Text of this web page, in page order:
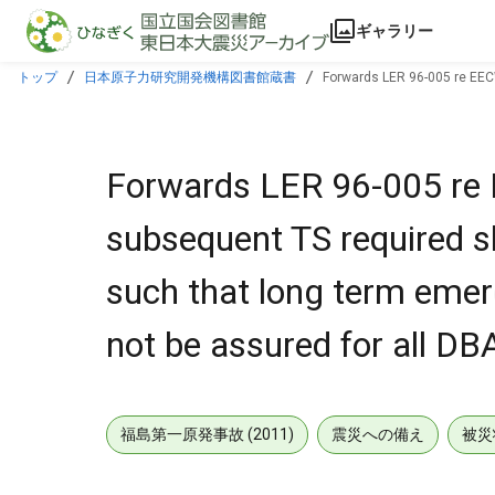
本文に飛ぶ
ギャラリー
トップ 日本原子力研究開発機構図書館蔵書
Forwards LER 96-005 re
Forwards LER 96-005 re
subsequent TS required
such that long term
not be assured for all
福島第一原発事故 (2011) 震災への備え 被災